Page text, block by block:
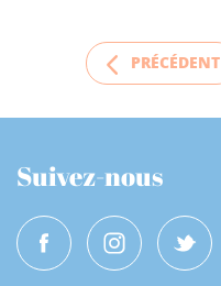
PRÉCÉDENT
Suivez-nous